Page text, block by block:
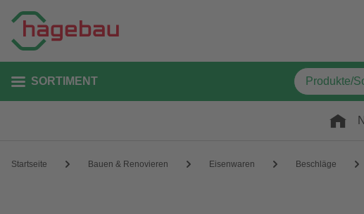
SORTIMENT
Startseite Bauen & Renovieren Eisenwaren Beschläge